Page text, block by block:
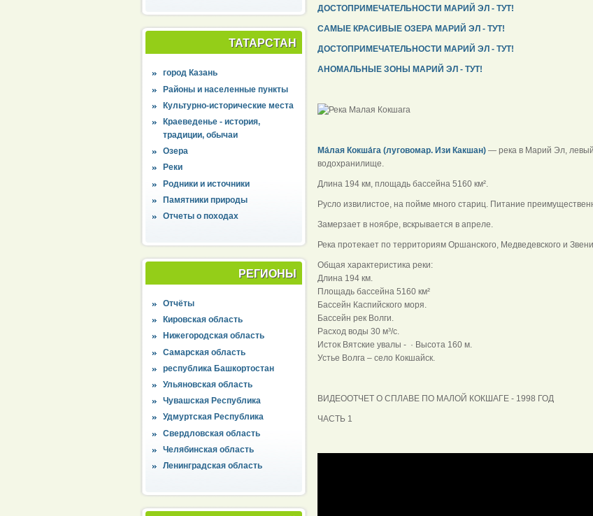
ТАТАРСТАН
город Казань
Районы и населенные пункты
Культурно-исторические места
Краеведенье - история,
традиции, обычаи
Озера
Реки
Родники и источники
Памятники природы
Отчеты о походах
РЕГИОНЫ
Отчёты
Кировская область
Нижегородская область
Самарская область
республика Башкортостан
Ульяновская область
Чувашская Республика
Удмуртская Республика
Свердловская область
Челябинская область
Ленинградская область
ДОСТОПРИМЕЧАТЕЛЬНОСТИ МАРИЙ ЭЛ - ТУТ!
САМЫЕ КРАСИВЫЕ ОЗЕРА МАРИЙ ЭЛ - ТУТ!
ДОСТОПРИМЕЧАТЕЛЬНОСТИ МАРИЙ ЭЛ - ТУТ!
АНОМАЛЬНЫЕ ЗОНЫ МАРИЙ ЭЛ - ТУТ!
Ма́лая Кокша́га (луговомар. Изи Какшан) — река в Марий Эл, левый
водохранилище.
Длина 194 км, площадь бассейна 5160 км².
Русло извилистое, на пойме много стариц. Питание
Замерзает в ноябре, вскрывается в апреле.
Река протекает по территориям Оршанского, Медведевского и
Общая характеристика реки:
Длина 194 км.
Площадь бассейна 5160 км²
Бассейн Каспийского моря.
Бассейн рек Волги.
Расход воды 30 м³/с.
Исток Вятские увалы - · Высота 160 м.
Устье Волга – село Кокшайск.
ВИДЕООТЧЕТ О СПЛАВЕ ПО МАЛОЙ КОКШАГЕ - 1998 ГОД
ЧАСТЬ 1